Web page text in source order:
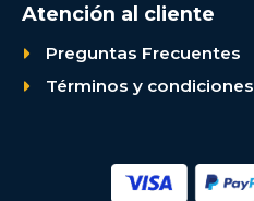
Atención al cliente
Preguntas Frecuentes
Términos y condiciones